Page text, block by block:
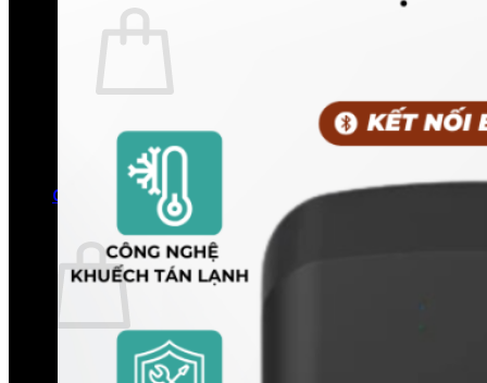
Chưa có sản phẩm trong giỏ hàng.
Quay trở lại cửa hàng
0
Giỏ hàng
Chưa có sản phẩm trong giỏ hàng.